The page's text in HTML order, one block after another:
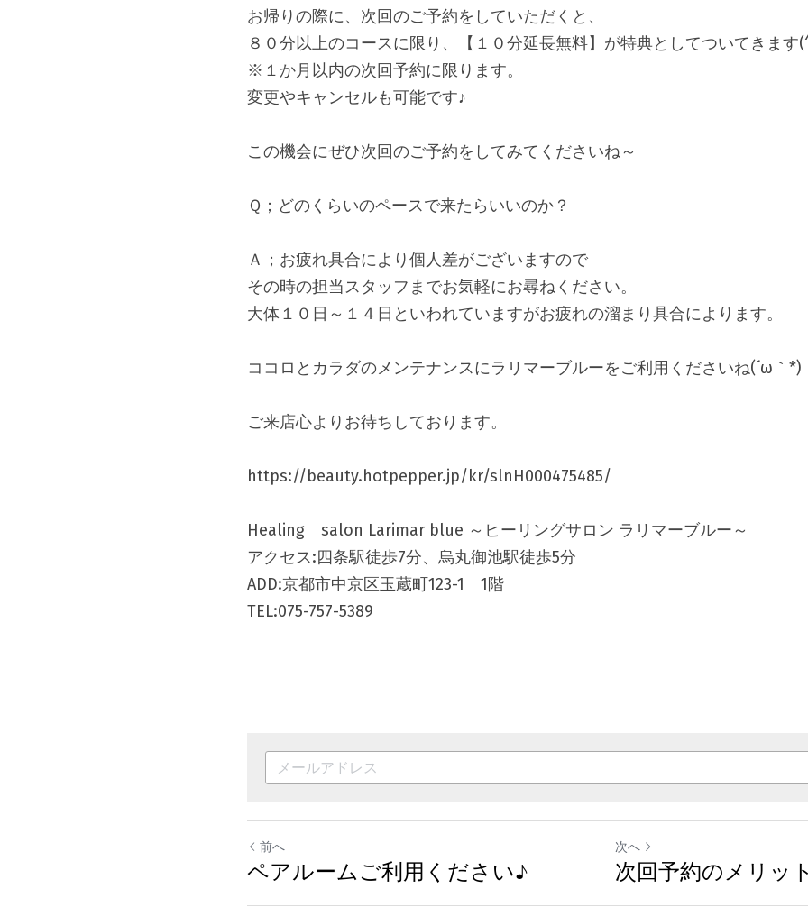
お帰りの際に、次回のご予約をしていただくと、
８０分以上のコースに限り、【１０分延長無料】が特典としてついてきます
※１か月以内の次回予約に限ります。
変更やキャンセルも可能です♪
この機会にぜひ次回のご予約をしてみてくださいね～
Ｑ；どのくらいのペースで来たらいいのか？
Ａ；お疲れ具合により個人差がございますので
その時の担当スタッフまでお気軽にお尋ねください。
大体１０日～１４日といわれていますがお疲れの溜まり具合によります。
ココロとカラダのメンテナンスにラリマーブルーをご利用くださいね(´ω｀*)
ご来店心よりお待ちしております。
https://beauty.hotpepper.jp/kr/slnH000475485/
Healing　salon Larimar blue ～ヒーリングサロン ラリマーブルー～
アクセス:四条駅徒歩7分、烏丸御池駅徒歩5分
ADD:京都市中京区玉蔵町123-1　1階
TEL:075-757-5389
前へ
ペアルームご利用ください♪
次へ
次回予約のメリッ